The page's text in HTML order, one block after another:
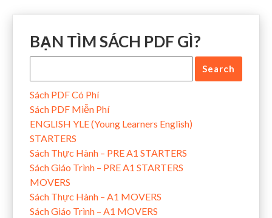
BẠN TÌM SÁCH PDF GÌ?
Sách PDF Có Phí
Sách PDF Miễn Phí
ENGLISH YLE (Young Learners English)
STARTERS
Sách Thực Hành – PRE A1 STARTERS
Sách Giáo Trình – PRE A1 STARTERS
MOVERS
Sách Thực Hành – A1 MOVERS
Sách Giáo Trình – A1 MOVERS